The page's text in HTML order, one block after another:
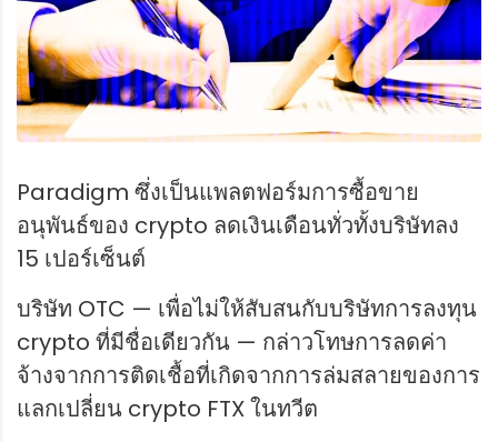
Paradigm ซึ่งเป็นแพลตฟอร์มการซื้อขาย
อนุพันธ์ของ crypto ลดเงินเดือนทั่วทั้งบริษัทลง
15 เปอร์เซ็นต์
บริษัท OTC — เพื่อไม่ให้สับสนกับบริษัทการลงทุน
crypto ที่มีชื่อเดียวกัน — กล่าวโทษการลดค่า
จ้างจากการติดเชื้อที่เกิดจากการล่มสลายของการ
แลกเปลี่ยน crypto FTX ในทวีต